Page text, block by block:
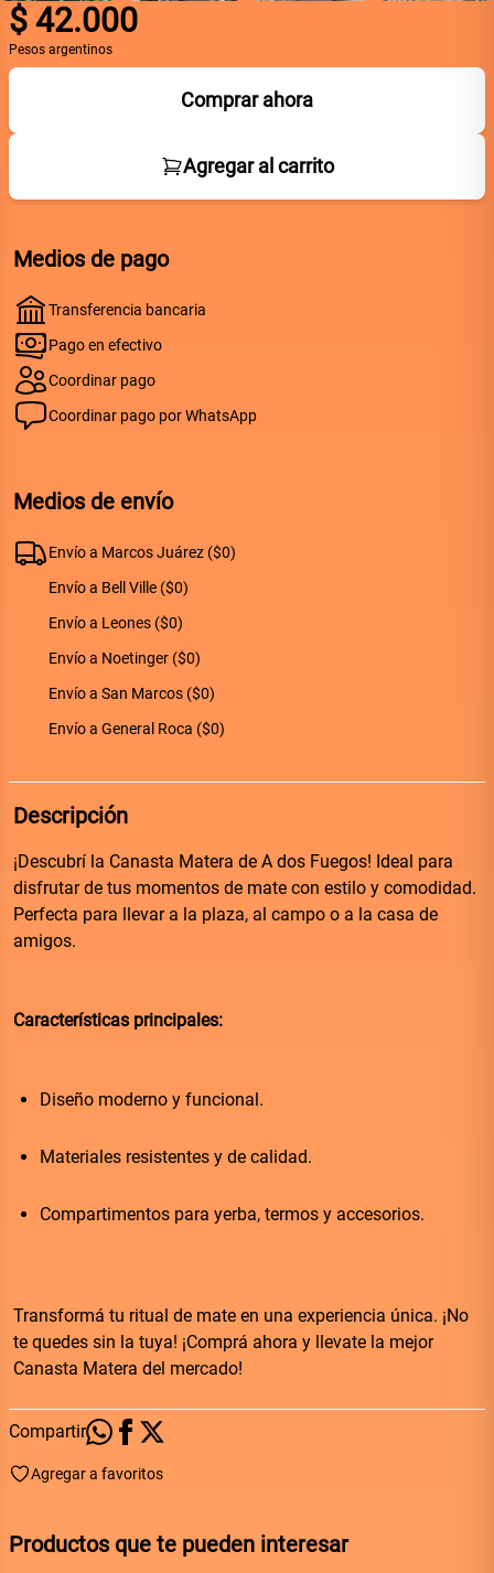
$ 42.000
Pesos argentinos
Comprar ahora
Agregar al carrito
Medios de pago
Transferencia bancaria
Pago en efectivo
Coordinar pago
Coordinar pago por WhatsApp
Medios de envío
Envío a Marcos Juárez ($0)
Envío a Bell Ville ($0)
Envío a Leones ($0)
Envío a Noetinger ($0)
Envío a San Marcos ($0)
Envío a General Roca ($0)
Descripción
¡Descubrí la Canasta Matera de A dos Fuegos! Ideal para
disfrutar de tus momentos de mate con estilo y comodidad.
Perfecta para llevar a la plaza, al campo o a la casa de
amigos.
Características principales:
Diseño moderno y funcional.
Materiales resistentes y de calidad.
Compartimentos para yerba, termos y accesorios.
Transformá tu ritual de mate en una experiencia única. ¡No
te quedes sin la tuya! ¡Comprá ahora y llevate la mejor
Canasta Matera del mercado!
Compartir
Agregar a favoritos
Productos que te pueden interesar